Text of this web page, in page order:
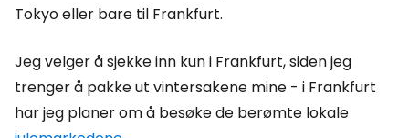
Tokyo eller bare til Frankfurt.
Jeg velger å sjekke inn kun i Frankfurt, siden jeg
trenger å pakke ut vintersakene mine - i Frankfurt
har jeg planer om å besøke de berømte lokale